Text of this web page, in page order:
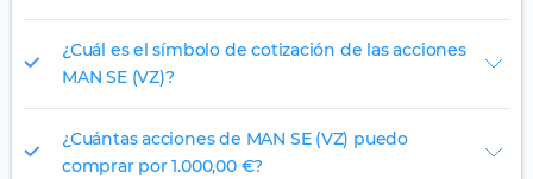
¿Cuál es el símbolo de cotización de las acciones
MAN SE (VZ)?
¿Cuántas acciones de MAN SE (VZ) puedo
comprar por 1.000,00 €?